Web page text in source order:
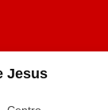
Jesus